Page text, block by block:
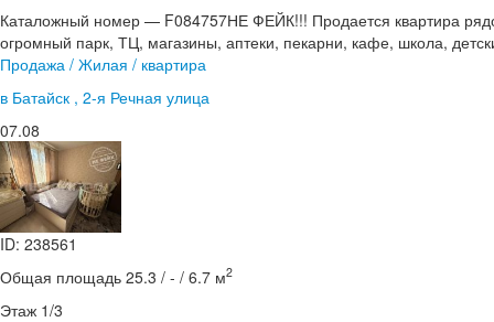
Каталожный номер — F084757НЕ ФЕЙК!!! Продается квартира
огромный парк, ТЦ, магазины, аптеки, пекарни, кафе, школа,
Продажа / Жилая / квартира
в Батайск , 2-я Речная улица
07.08
ID: 238561
Общая площадь 25.3 / - / 6.7 м2
Этаж 1/3